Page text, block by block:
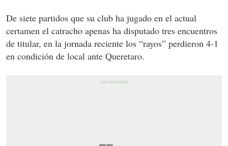
De siete partidos que su club ha jugado en el actual
certamen el catracho apenas ha disputado tres encuentros
de titular, en la jornada reciente los “rayos” perdieron 4-1
en condición de local ante Queretaro.